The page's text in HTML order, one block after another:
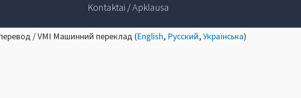
Kontaktai / Apklausa
/ VMI Машинний переклад (English, Русский,Українська)